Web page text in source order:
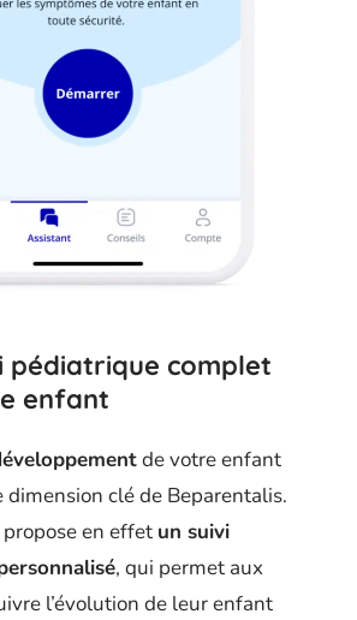
pédiatrique complet
enfant
de votre enfant
dimension clé de Beparentalis.
propose en effet un suivi
, qui permet aux
l’évolution de leur enfant